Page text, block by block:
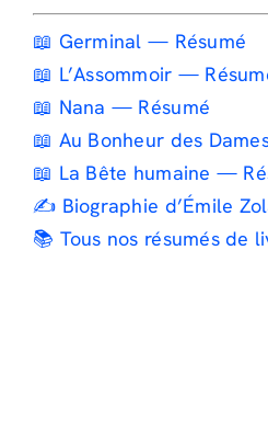
📖 Germinal — Résumé
📖 L’Assommoir —
📖 Nana — Résumé
📖 Au Bonheur des
📖 La Bête humaine —
✍️ Biographie d’Émile
📚 Tous nos résumés de